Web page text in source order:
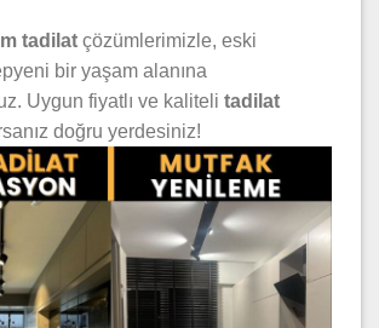
tadilat çözümlerimizle, eski
bir yaşam alanına
Uygun fiyatlı ve kaliteli tadilat
doğru yerdesiniz!